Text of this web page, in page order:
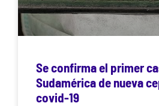
Se confirma el primer
Sudamérica de nueva
covid-19